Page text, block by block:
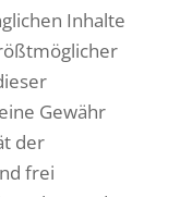
Inhalte
Gewähr
der
frei